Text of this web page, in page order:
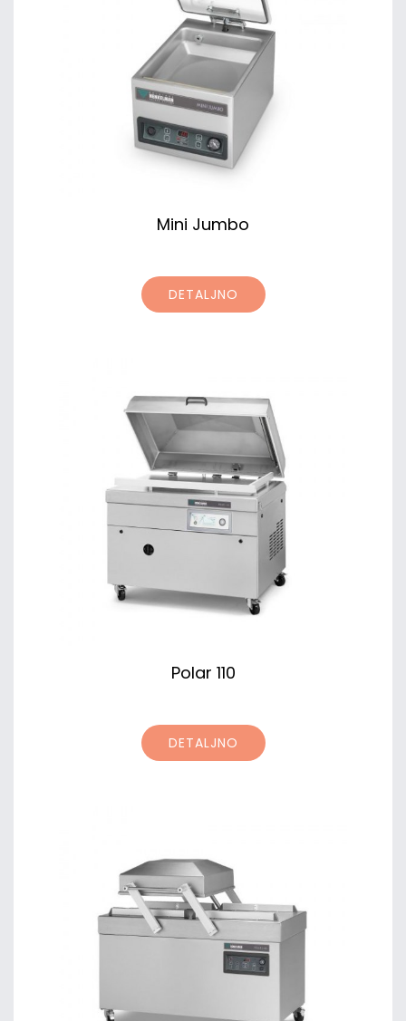
Mini Jumbo
DETALJNO
Polar 110
DETALJNO